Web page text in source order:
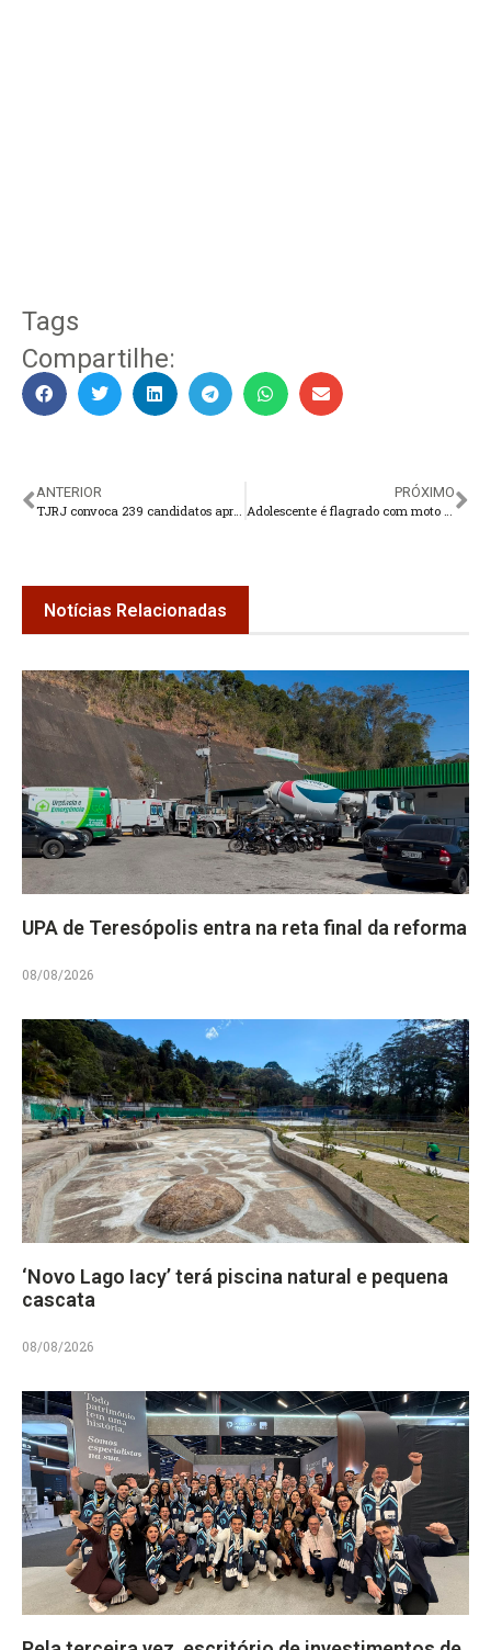
Tags
Compartilhe:
ANTERIOR
TJRJ convoca 239 candidatos aprovados nos últimos concursos públicos
PRÓXIMO
Adolescente é flagrado com moto furtada
Notícias Relacionadas
UPA de Teresópolis entra na reta final da reforma
08/08/2026
‘Novo Lago Iacy’ terá piscina natural e pequena
cascata
08/08/2026